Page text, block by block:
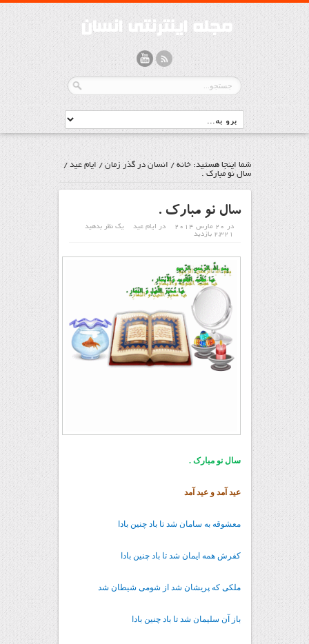
شما اینجا هستید:خانه / انسان در گذر زمان /ايام عيد /
سال نو مبارک .
سال نو مبارک .
در 20 مارس 2014 در ايام عيد
یک نظر بدهید
2,321 بازدید
سال نو مبارک .
عید آمد و عید آمد
معشوقه به سامان شد تا باد چنین بادا
کفرش همه ایمان شد تا باد چنین بادا
ملکی که پریشان شد از شومی شیطان شد
باز آن سلیمان شد تا باد چنین بادا